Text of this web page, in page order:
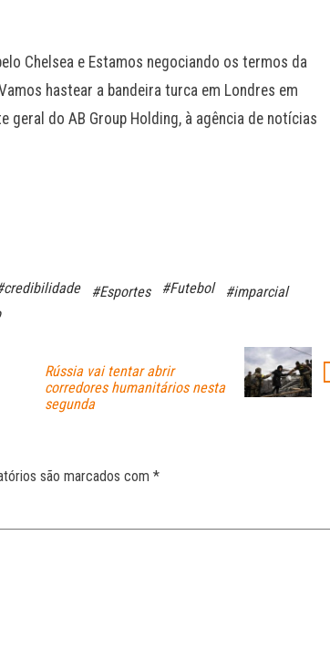
Chelsea e Estamos negociando os termos da
hastear a bandeira turca em Londres em
geral do AB Group Holding, à agência de notícias
#Esportes #Futebol
#imparcial
Rússia vai tentar abrir
corredores humanitários nesta
segunda
são marcados com *